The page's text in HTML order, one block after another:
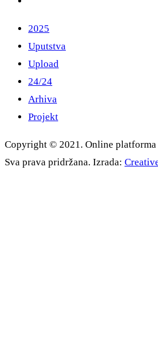
2025
Uputstva
Upload
24/24
Arhiva
Projekt
Copyright © 2021. Online platforma
Sva prava pridržana. Izrada: